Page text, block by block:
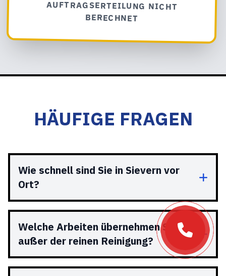
BERECHNET
HÄUFIGE FRAGEN
Wie schnell sind Sie in Sievern vor
Ort?
Welche Arbeiten übernehmen Sie
außer der reinen Reinigung?